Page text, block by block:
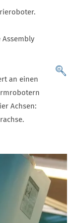
Assembly
an einen
Achsen: